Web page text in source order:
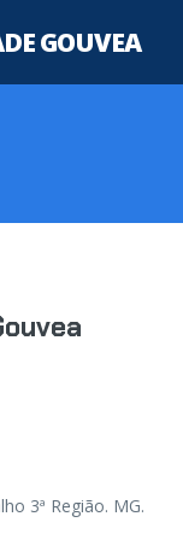
GOUVEA
3ª Região. MG.